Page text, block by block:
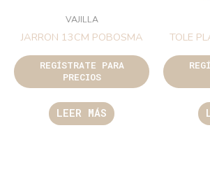
VAJILLA
JARRON 13CM POBOSMA
REGÍSTRATE PARA
PRECIOS
LEER MÁS
TOLE